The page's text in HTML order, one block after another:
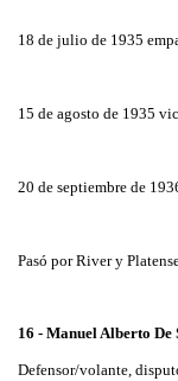
18 de julio de 1935
15 de agosto de 1935
20 de septiembre de
Pasó por River y
16 - Manuel Alberto De
Defensor/volante,